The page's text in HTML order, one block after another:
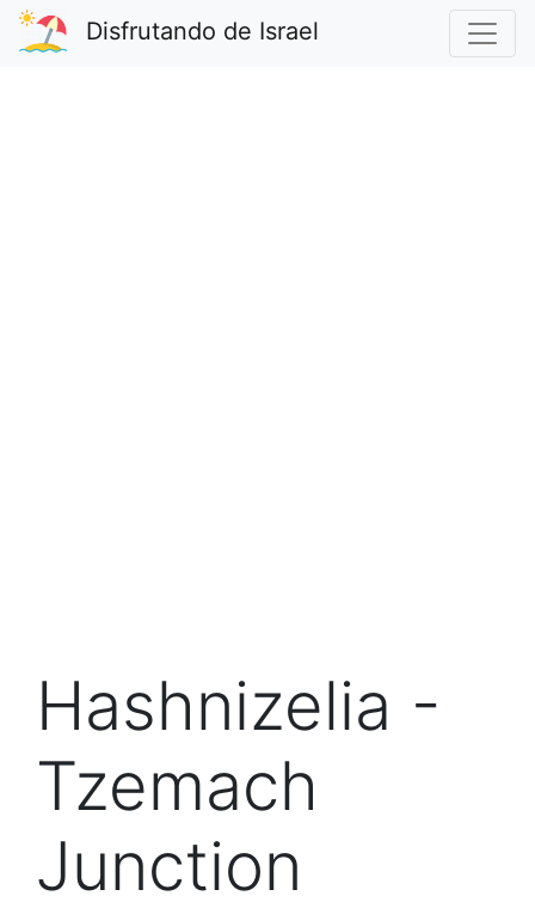
Disfrutando de Israel
Hashnizelia -
Tzemach
Junction